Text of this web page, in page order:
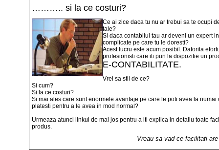
……….. si la ce costuri?
Ce ai zice daca tu nu ar trebui sa te ocupi
tale?
Si daca contabilul tau ar deveni un expert
complicate pe care tu le doresti?
Acest lucru este acum posibil. Datorita
profesionisti care iti pun la dispozitie un
E-CONTABILITATE.
Vrei sa stii de ce?
Si cum?
Si la ce costuri?
Si mai ales care sunt enormele avantaje pe care le poti avea la numai
platesti pentru a le avea in mod normal?
Urmeaza atunci linkul de mai jos pentru a iti explica in detaliu toate
produs.
Vreau sa vad ce facilitati